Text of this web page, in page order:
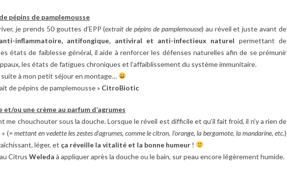
pépins de pamplemousse
je prends 50 gouttes d’EPP (extrait de pépins de pamplemousse) au réveil et juste avant de
anti-inflammatoire, antifongique, antiviral et anti-infectieux naturel permettant de
états de faiblesse général, il aide à renforcer les défenses naturelles afin de se prémunir
les états de fatigues chroniques et l’affaiblissement du système immunitaire.
suite à mon petit séjour en montage…
de pépins de pamplemousse » CitroBiotic
et/ou une crème au parfum d’agrumes
me chouchouter sous la douche. Lorsque le réveil est difficile et qu’il fait froid, il n’y a rien de
(= mettant en vedette les zestes d’agrumes, comme le citron, l’orange, la bergamote, la mandarine, etc.)
léger, et ça réveille la vitalité et la bonne humeur !
Citrus Weleda à appliquer après la douche ou le bain, sur peau encore légèrement humide.